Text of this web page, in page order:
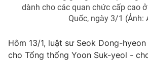
Liên hệ tòa soạn English
dành cho các quan chức cấp cao
Quốc, ngày 3/1 (Ảnh:
Hôm 13/1, luật sư Seok Dong-
cho Tổng thống Yoon Suk-yeol -